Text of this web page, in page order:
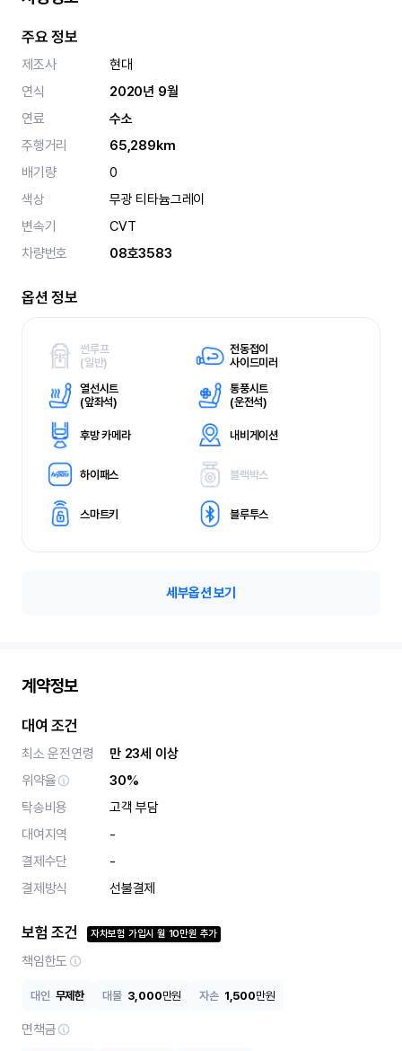
주요 정보
제조사
현대
연식
2020년 9월
연료
수소
주행거리
65,289km
배기량
0
색상
무광 티타늄그레이
변속기
CVT
차량번호
08호3583
옵션 정보
썬루프
(일반)
전동접이
사이드미러
열선시트
(앞좌석)
통풍시트
(운전석)
후방 카메라 내비게이션
하이패스 블랙박스
스마트키 블루투스
세부옵션 보기
계약정보
대여 조건
최소 운전연령
만 23세 이상
위약율
30%
탁송비용
고객 부담
대여지역
-
결제수단
-
결제방식
선불결제
보험 조건 자차보험 가입시월 10만원 추가
책임한도
대인 무제한 대물 3,000만원 자손 1,500만원
면책금